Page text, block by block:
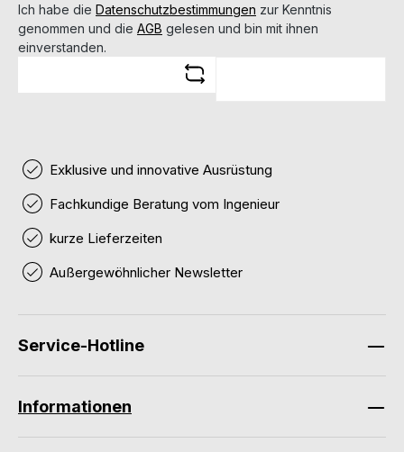
Ich habe die Datenschutzbestimmungen zur Kenntnis
genommen und die AGB gelesen und bin mit ihnen
einverstanden.
Exklusive und innovative Ausrüstung
Fachkundige Beratung vom Ingenieur
kurze Lieferzeiten
Außergewöhnlicher Newsletter
Service-Hotline
Informationen